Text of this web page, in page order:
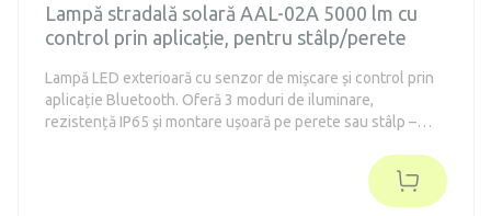
Lampă stradală solară AAL-02A 5000 lm cu
control prin aplicație, pentru stâlp/perete
Lampă LED exterioară cu senzor de mișcare și control prin
aplicație Bluetooth. Oferă 3 moduri de iluminare,
rezistență IP65 și montare ușoară pe perete sau stâlp –